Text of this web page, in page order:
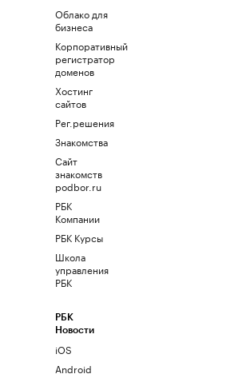
Облако для
бизнеса
Корпоративный
регистратор
доменов
Хостинг
сайтов
Рег.решения
Знакомства
Сайт
знакомств
podbor.ru
РБК
Компании
РБК Курсы
Школа
управления
РБК
РБК
Новости
iOS
Android